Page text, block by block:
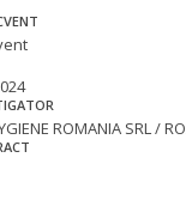
ROMANIA SRL /